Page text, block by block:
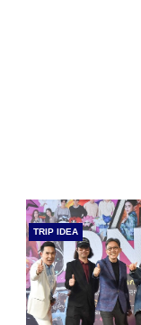
TRIP IDEA